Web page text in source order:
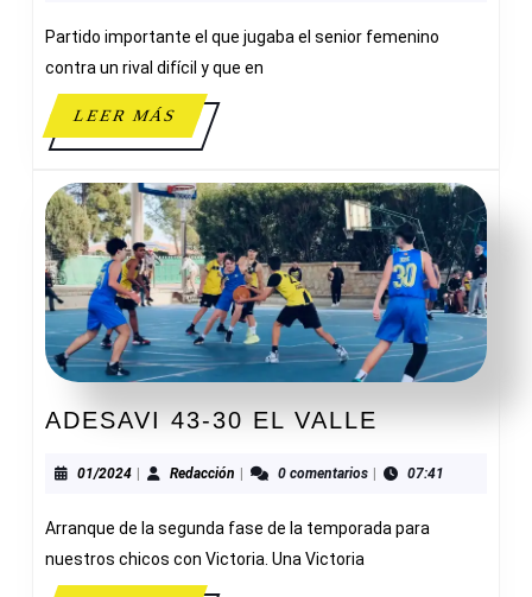
Partido importante el que jugaba el senior femenino
contra un rival difícil y que en
LEER MÁSLEER
MÁS
ADESAVI 43-30 EL VALLE
30
VALLE
01/202401/2024Redacción Redacción0 comentarios 07:41
Arranque de la segunda fase de la temporada para
nuestros chicos con Victoria. Una Victoria